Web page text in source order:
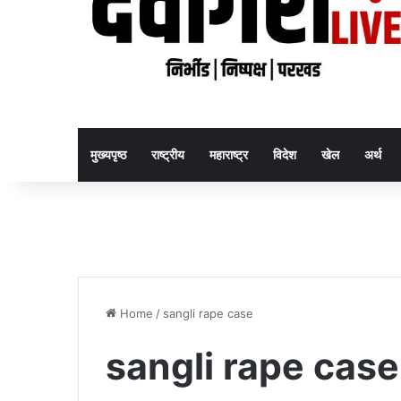
मुख्यपृष्ठ राष्ट्रीय महाराष्ट्र विदेश खेल अर्थ
Home / sangli rape case
sangli rape case